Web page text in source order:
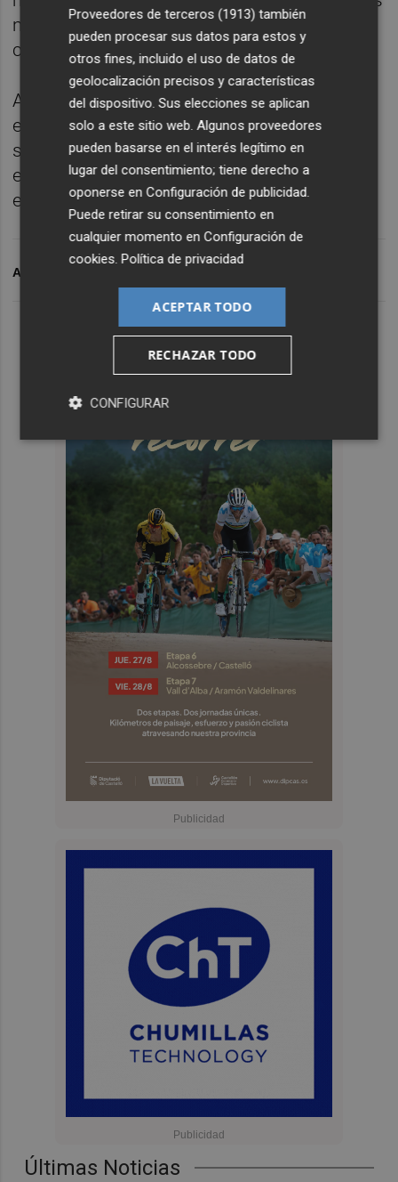
Últimas Noticias
mecánicas y manuales y equipos de
comunicaciones.
Además, deberán tutelar las prácticas
especializadas que realicen las unidades a
su cargo y dirigir las actuaciones que se les
encarguen con motivo de situaciones de
emergencia.
ARCHIVADO EN
Proveedores de terceros (1913) también
pueden procesar sus datos para estos y
otros fines, incluido el uso de datos de
geolocalización precisos y características
del dispositivo. Sus elecciones se aplican
solo a este sitio web. Algunos proveedores
pueden basarse en el interés legítimo en
lugar del consentimiento; tiene derecho a
oponerse enConfiguración de publicidad.
Puede retirar su consentimiento en
cualquier momento enConfiguración de
cookies.Política de privacidad
ACEPTAR TODO
RECHAZAR TODO
CONFIGURAR